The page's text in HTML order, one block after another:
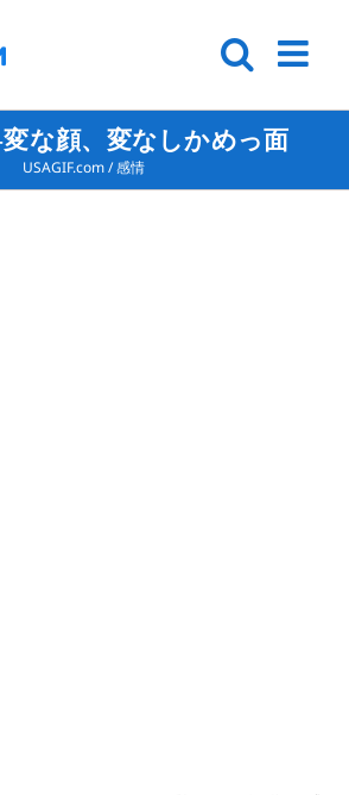
な顔、変なしかめっ面
USAGIF.com/感情